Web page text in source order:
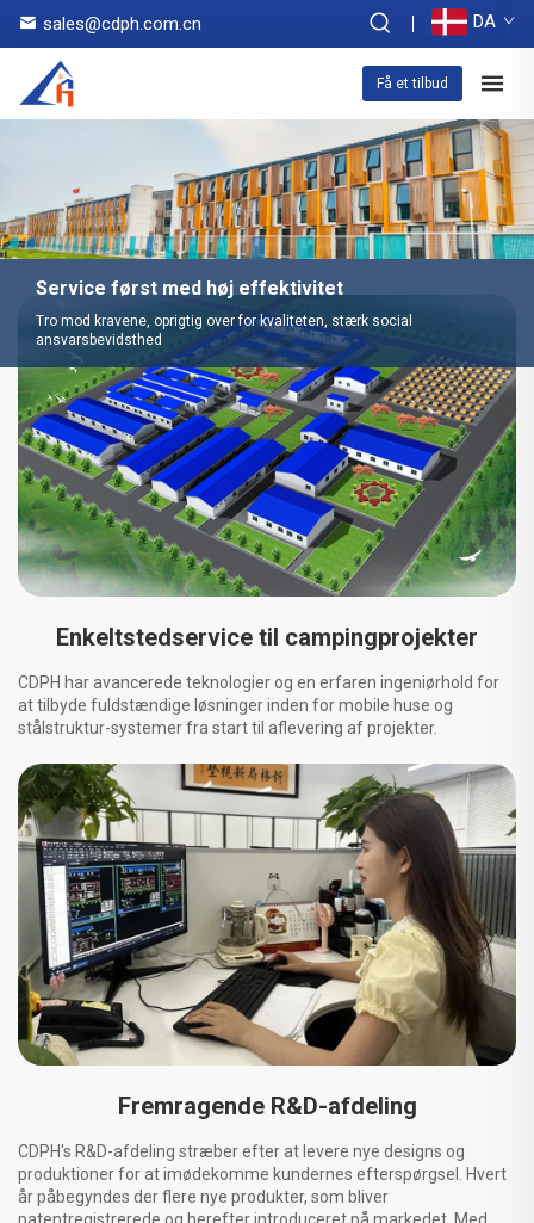
sales@cdph.com.cn DA
Få et tilbud
Service først med høj effektivitet
Tro mod kravene, oprigtig over for kvaliteten, stærk social
ansvarsbevidsthed
Enkeltstedservice til campingprojekter
CDPH har avancerede teknologier og en erfaren ingeniørhold for
at tilbyde fuldstændige løsninger inden for mobile huse og
stålstruktur-systemer fra start til aflevering af projekter.
Fremragende R&D-afdeling
CDPH's R&D-afdeling stræber efter at levere nye designs og
produktioner for at imødekomme kundernes efterspørgsel. Hvert
år påbegyndes der flere nye produkter, som bliver